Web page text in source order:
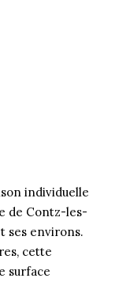
individuelle
de Contz-les-
ses environs.
cette
surface